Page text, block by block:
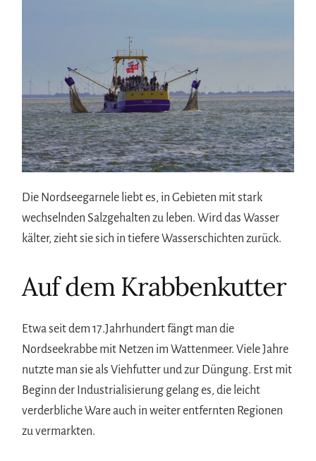
Die Nordseegarnele liebt es, in Gebieten mit stark
wechselnden Salzgehalten zu leben. Wird das Wasser
kälter, zieht sie sich in tiefere Wasserschichten zurück.
Auf dem Krabbenkutter
Etwa seit dem 17.Jahrhundert fängt man die
Nordseekrabbe mit Netzen im Wattenmeer. Viele Jahre
nutzte man sie als Viehfutter und zur Düngung. Erst mit
Beginn der Industrialisierung gelang es, die leicht
verderbliche Ware auch in weiter entfernten Regionen
zu vermarkten.